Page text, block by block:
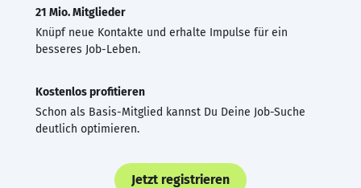
21 Mio. Mitglieder
Knüpf neue Kontakte und erhalte Impulse für ein
besseres Job-Leben.
Kostenlos profitieren
Schon als Basis-Mitglied kannst Du Deine Job-Suche
deutlich optimieren.
Jetzt registrieren